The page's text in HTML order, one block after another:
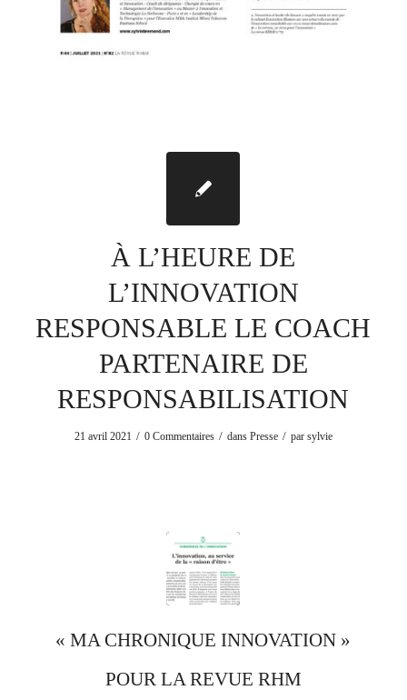
À L’HEURE DE
L’INNOVATION
RESPONSABLE LE COACH
PARTENAIRE DE
RESPONSABILISATION
21 avril 2021 / 0 Commentaires / dans Presse / par sylvie
« MA CHRONIQUE INNOVATION »
POUR LA REVUE RHM